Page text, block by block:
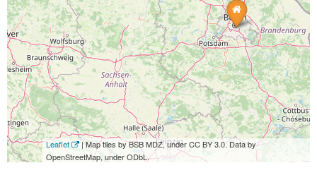
Leaflet
| Map tiles by BSB MDZ, under CC BY 3.0. Data by
OpenStreetMap, under ODbL.